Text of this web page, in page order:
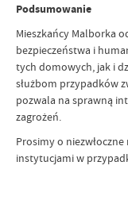
Podsumowanie
Mieszkańcy Malborka
bezpieczeństwa i
tych domowych, jak i
służbom przypadków
pozwala na sprawną
zagrożeń.
Prosimy o
instytucjami w